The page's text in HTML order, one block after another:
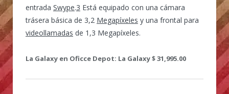
entrada Swype.3 Está equipado con una cámara
trásera básica de 3,2 Megapíxeles y una frontal para
videollamadas de 1,3 Megapíxeles.
La Galaxy en Oficce Depot: La Galaxy $ 31,995.00